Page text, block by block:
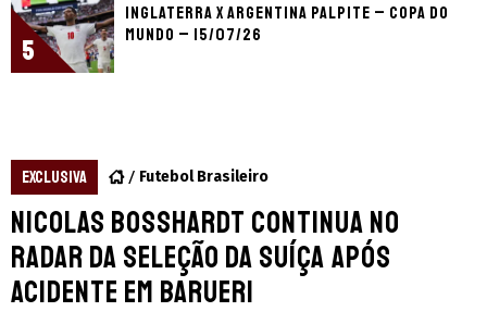
5
Inglaterra x Argentina palpite – Copa do
Mundo – 15/07/26
EXCLUSIVA Futebol Brasileiro
Nicolas Bosshardt continua no
radar da seleção da Suíça após
acidente em Barueri